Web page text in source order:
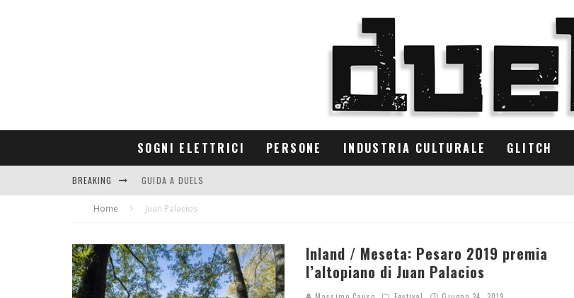
SOGNI ELETTRICI PERSONE INDUSTRIA CULTURALE GLITCH
BREAKING GUIDA A DUELS
CONTRIBUTORS
Home Juan Palacios
Inland / Meseta: Pesaro 2019 premia
l’altopiano di Juan Palacios